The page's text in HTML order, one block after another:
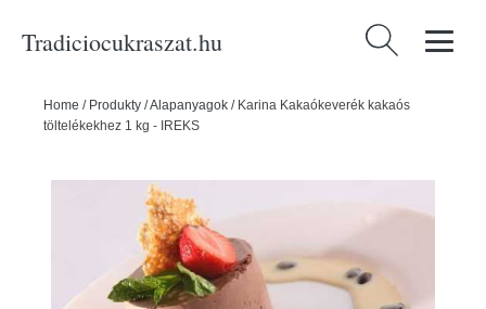
Tradiciocukraszat.hu Keresés:
Home / Produkty /Alapanyagok / Karina Kakaókeverék kakaós
töltelékekhez 1 kg - IREKS